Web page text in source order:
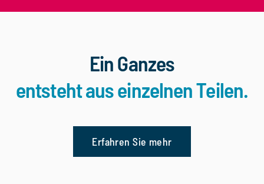
Ein Ganzes
entsteht aus einzelnen Teilen.
Erfahren Sie mehr